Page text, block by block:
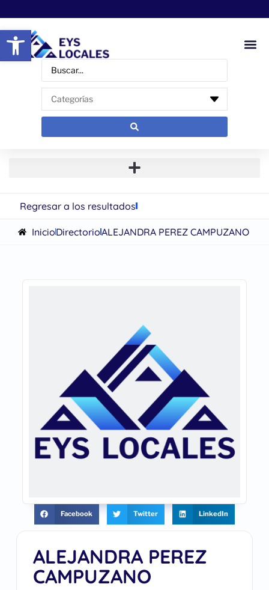
Abrir barra de herramientas
Regresar a los resultados
InicioDirectorioALEJANDRA PEREZ CAMPUZANO
ALEJANDRA PEREZ
CAMPUZANO
Facebook Twitter LinkedIn